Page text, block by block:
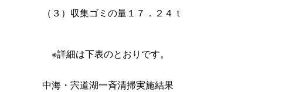
（３）収集ゴミの量１７．２４ｔ
※詳細は下表のとおりです。
中海・宍道湖一斉清掃実施結果